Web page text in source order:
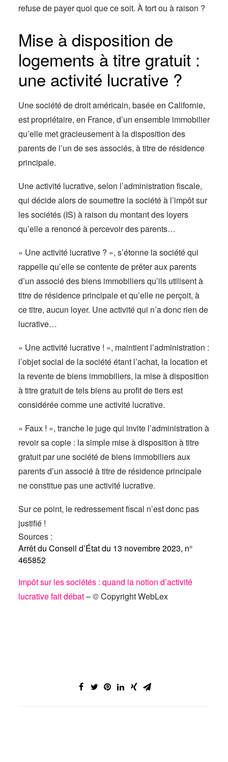
refuse de payer quoi que ce soit. À tort ou à raison ?
Mise à disposition de
logements à titre gratuit :
une activité lucrative ?
Une société de droit américain, basée en Californie,
est propriétaire, en France, d’un ensemble immobilier
qu’elle met gracieusement à la disposition des
parents de l’un de ses associés, à titre de résidence
principale.
Une activité lucrative, selon l’administration fiscale,
qui décide alors de soumettre la société à l’impôt sur
les sociétés (IS) à raison du montant des loyers
qu’elle a renoncé à percevoir des parents…
« Une activité lucrative ? », s’étonne la société qui
rappelle qu’elle se contente de prêter aux parents
d’un associé des biens immobiliers qu’ils utilisent à
titre de résidence principale et qu’elle ne perçoit, à
ce titre, aucun loyer. Une activité qui n’a donc rien de
lucrative…
« Une activité lucrative ! », maintient l’administration :
l’objet social de la société étant l’achat, la location et
la revente de biens immobiliers, la mise à disposition
à titre gratuit de tels biens au profit de tiers est
considérée comme une activité lucrative.
« Faux ! », tranche le juge qui invite l’administration à
revoir sa copie : la simple mise à disposition à titre
gratuit par une société de biens immobiliers aux
parents d’un associé à titre de résidence principale
ne constitue pas une activité lucrative.
Sur ce point, le redressement fiscal n’est donc pas
justifié !
Sources :
Arrêt du Conseil d’État du 13 novembre 2023, n°
465852
Impôt sur les sociétés : quand la notion d’activité
lucrative fait débat– © Copyright WebLex